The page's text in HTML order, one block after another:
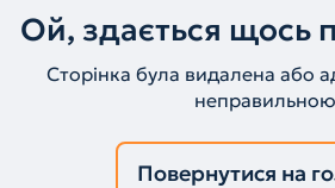
Ой, здається щось
Сторінка була видалена або
Повернутися на